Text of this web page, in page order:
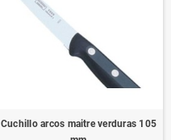
Cuchillo arcos maitre verduras 105